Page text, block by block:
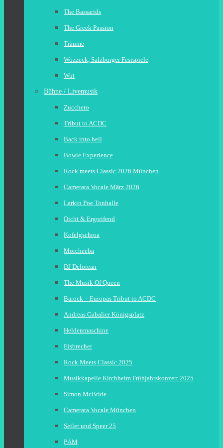
The Bassarids
The Greek Passion
Träume
Wozzeck, Salzburger Festspiele
Wut
Bühne / Livemusik
Zucchero
Tribut to ACDC
Back into hell
Bowie Experience
Rock meets Classic 2026 München
Camerata Vocale März 2026
Larkin Poe Tonhalle
Dicht & Ergreifend
Kofelgschroa
Morcheeba
DJ Delorean
The Musik Of Queen
Barock – Europas Tribut to ACDC
Andreas Gabalier Königsplatz
Heldenmaschine
Eisbrecher
Rock Meets Classic 2025
Musikkapelle Kirchheim Frühjahrskonzert 2025
Simon McBride
Camerata Vocale München
Seiler und Speer 25
PÄM